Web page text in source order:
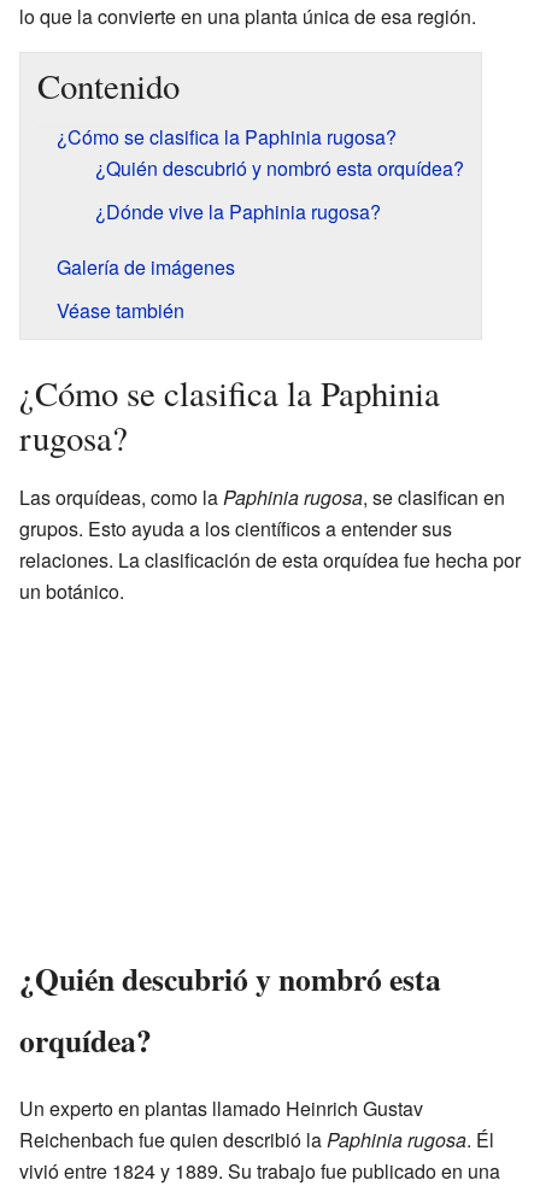
lo que la convierte en una planta única de esa región.
Contenido
¿Cómo se clasifica la Paphinia rugosa?
¿Quién descubrió y nombró esta orquídea?
¿Dónde vive la Paphinia rugosa?
Galería de imágenes
Véase también
¿Cómo se clasifica la Paphinia
rugosa?
Las orquídeas, como laPaphinia rugosa, se clasifican en
grupos. Esto ayuda a los científicos a entender sus
relaciones. La clasificación de esta orquídea fue hecha por
un botánico.
¿Quién descubrió y nombró esta
orquídea?
Un experto en plantas llamado Heinrich Gustav
Reichenbach fue quien describió laPaphinia rugosa. Él
vivió entre 1824 y 1889. Su trabajo fue publicado en una